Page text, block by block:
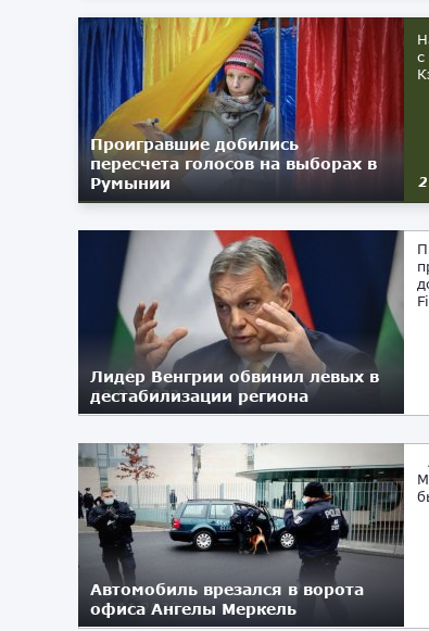
Проигравшие добились
пересчета голосов на выборах в
Румынии
с
Лидер Венгрии обвинил левых в
дестабилизации региона
12.02.2022
Автомобиль врезался в ворота
офиса Ангелы Меркель
25.11.2020